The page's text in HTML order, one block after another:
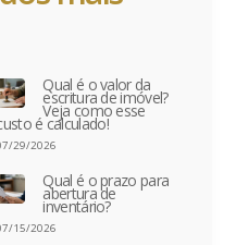
Qual é o valor da
escritura de imóvel?
Veja como esse
é calculado!
29/2026
Qual é o prazo para
abertura de
inventário?
15/2026